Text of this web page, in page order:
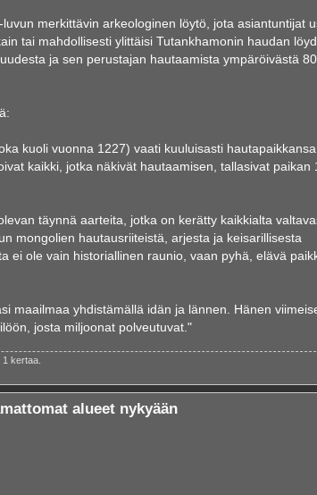
merkittävin arkeologinen löytö, jota asiantuntijat
tai mahdollisesti ylittäisi Tutankhamonin haudan
ja sen perustajan hautaamista ympäröivästä
kuoli vuonna 1227) vaati kuuluisasti hautapaikkansa
kaikki, jotka näkivät hautaamisen, tallasivat paikan
täynnä aarteita, jotka on kerätty kaikkialta
mongolien hautausriiteistä, arjesta ja keisarillisesta
ei ole vain historiallinen raunio, vaan pyhä, elävä
maailmaa yhdistämällä idän ja lännen. Hänen
josta miljoonat polveutuvat."
1 kertaa.
alueet nykyään